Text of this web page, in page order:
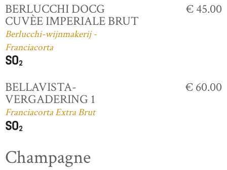
BERLUCCHI DOCG
CUVÈE IMPERIALE BRUT
Berlucchi-wijnmakerij -
Franciacorta
€ 45.00
BELLAVISTA-
VERGADERING 1
Franciacorta Extra Brut
€ 60.00
Champagne